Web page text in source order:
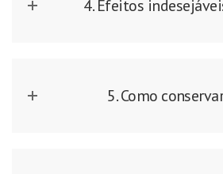
4. Efeitos
5. Como